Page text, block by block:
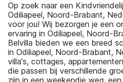
Op zoek naar een
Odiliapeel, Noord-Brabant,
voor jou! Wij bezorgen je een
ervaring in Odiliapeel, Noord-
Belvilla bieden we een breed
in Odiliapeel, Noord-Brabant,
villa's, cottages,
die passen bij verschillende
zijn in een weekendje weg,